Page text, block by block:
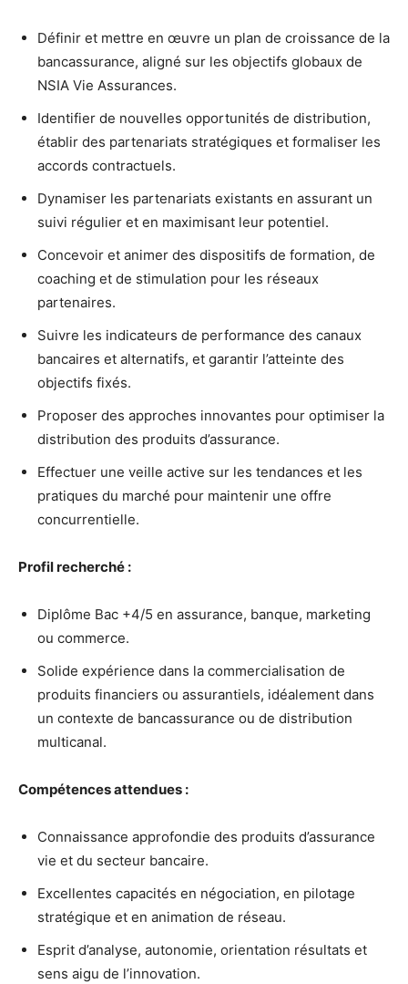
Définir et mettre en œuvre un plan de croissance de la
bancassurance, aligné sur les objectifs globaux de
NSIA Vie Assurances.
Identifier de nouvelles opportunités de distribution,
établir des partenariats stratégiques et formaliser les
accords contractuels.
Dynamiser les partenariats existants en assurant un
suivi régulier et en maximisant leur potentiel.
Concevoir et animer des dispositifs de formation, de
coaching et de stimulation pour les réseaux
partenaires.
Suivre les indicateurs de performance des canaux
bancaires et alternatifs, et garantir l’atteinte des
objectifs fixés.
Proposer des approches innovantes pour optimiser la
distribution des produits d’assurance.
Effectuer une veille active sur les tendances et les
pratiques du marché pour maintenir une offre
concurrentielle.
Profil recherché :
Diplôme Bac +4/5 en assurance, banque, marketing
ou commerce.
Solide expérience dans la commercialisation de
produits financiers ou assurantiels, idéalement dans
un contexte de bancassurance ou de distribution
multicanal.
Compétences attendues :
Connaissance approfondie des produits d’assurance
vie et du secteur bancaire.
Excellentes capacités en négociation, en pilotage
stratégique et en animation de réseau.
Esprit d’analyse, autonomie, orientation résultats et
sens aigu de l’innovation.